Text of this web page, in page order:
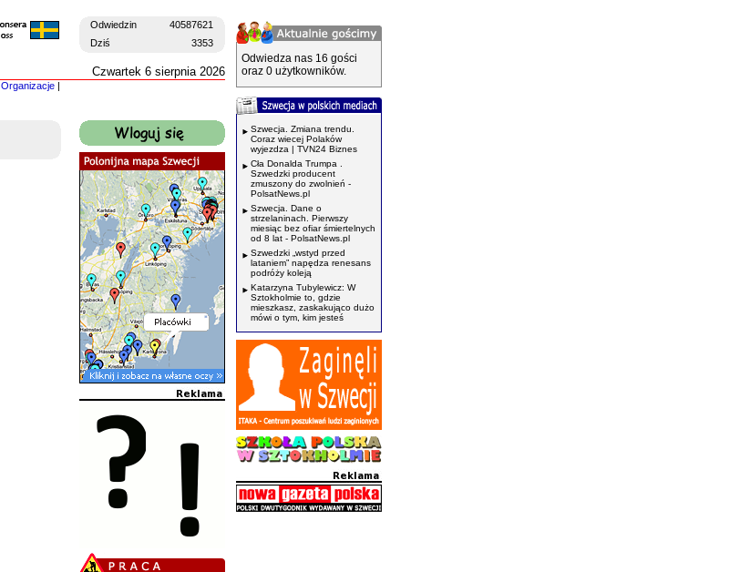
Odwiedzin
40587621
Dziś
3353
Czwartek 6 sierpnia 2026
Organizacje |
Odwiedza nas 16 gości
oraz 0 użytkowników.
Szwecja. Zmiana trendu.
Coraz wiecej Polaków
wyjezdza | TVN24 Biznes
Cła Donalda Trumpa .
Szwedzki producent
zmuszony do zwolnień -
PolsatNews.pl
Szwecja. Dane o
strzelaninach. Pierwszy
miesiąc bez ofiar śmiertelnych
od 8 lat - PolsatNews.pl
Szwedzki „wstyd przed
lataniem” napędza renesans
podróży koleją
Katarzyna Tubylewicz: W
Sztokholmie to, gdzie
mieszkasz, zaskakująco dużo
mówi o tym, kim jesteś